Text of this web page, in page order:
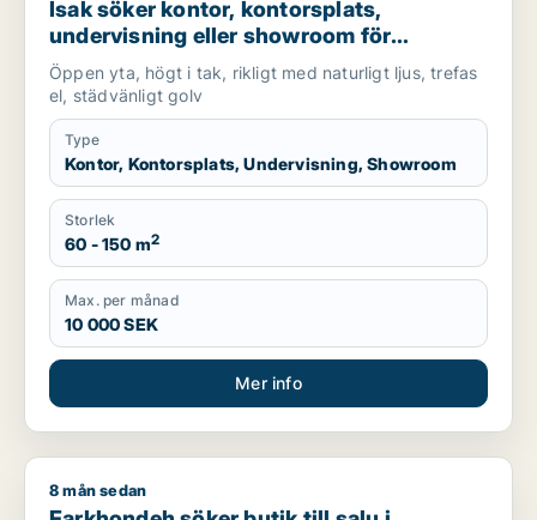
Isak söker kontor, kontorsplats,
undervisning eller showroom för
uthyrning i Lundby, Göteborg eller Norra
hisingen m.fl.
Öppen yta, högt i tak, rikligt med naturligt ljus, trefas
el, städvänligt golv
Type
Kontor, Kontorsplats, Undervisning, Showroom
Storlek
60 - 150 m2
Max. per månad
10 000 SEK
Mer info
Farkhondeh söker butik till salu i Angered, Lundby eller
8 mån sedan